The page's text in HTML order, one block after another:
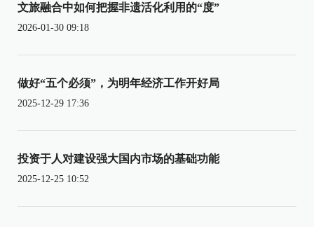
文旅融合中如何把握非遗活化利用的“度”
2026-01-30 09:18
做好“五个必须”，为明年经济工作开好局
2025-12-29 17:36
投资于人对建设强大国内市场的基础功能
2025-12-25 10:52